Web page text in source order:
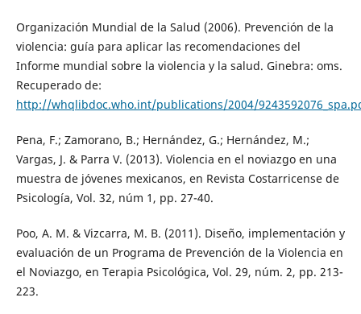
Organización Mundial de la Salud (2006). Prevención de la
violencia: guía para aplicar las recomendaciones del
Informe mundial sobre la violencia y la salud. Ginebra: oms.
Recuperado de:
http://whqlibdoc.who.int/publications/2004/
Pena, F.; Zamorano, B.; Hernández, G.; Hernández, M.;
Vargas, J. & Parra V. (2013). Violencia en el noviazgo en una
muestra de jóvenes mexicanos, en Revista Costarricense de
Psicología, Vol. 32, núm 1, pp. 27-40.
Poo, A. M. & Vizcarra, M. B. (2011). Diseño, implementación y
evaluación de un Programa de Prevención de la Violencia en
el Noviazgo, en Terapia Psicológica, Vol. 29, núm. 2, pp. 213-
223.